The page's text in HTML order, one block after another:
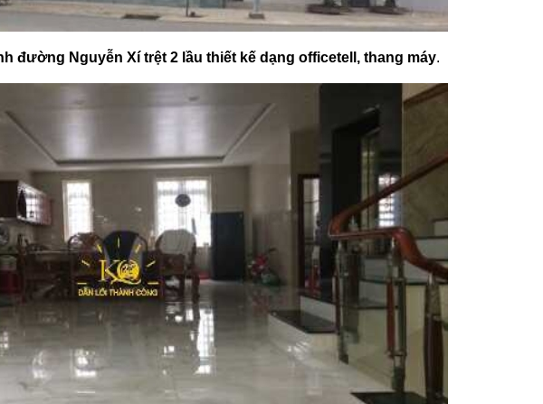
đường Nguyễn Xí trệt 2 lầu thiết kế dạng officetell, thang máy.